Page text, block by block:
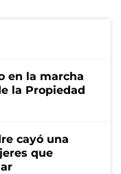
en la marcha
la Propiedad
cayó una
que